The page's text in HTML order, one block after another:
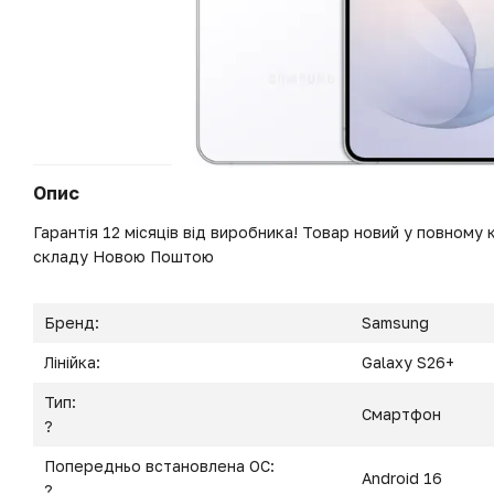
Опис
Гарантія 12 місяців від виробника! Товар новий у повному
складу Новою Поштою
Бренд: Samsung
Лінійка: Galaxy S26+
Тип:
?
Смартфон
Попередньо встановлена ОС:
?
Android 16